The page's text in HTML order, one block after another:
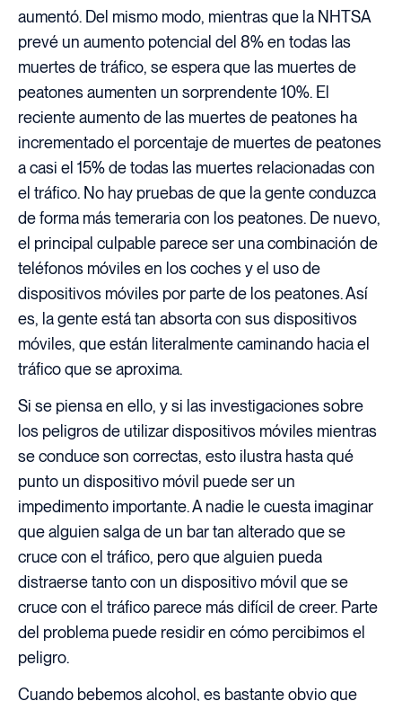
aumentó. Del mismo modo, mientras que la NHTSA
prevé un aumento potencial del 8% en todas las
muertes de tráfico, se espera que las muertes de
peatones aumenten un sorprendente 10%. El
reciente aumento de las muertes de peatones ha
incrementado el porcentaje de muertes de peatones
a casi el 15% de todas las muertes relacionadas con
el tráfico. No hay pruebas de que la gente conduzca
de forma más temeraria con los peatones. De nuevo,
el principal culpable parece ser una combinación de
teléfonos móviles en los coches y el uso de
dispositivos móviles por parte de los peatones. Así
es, la gente está tan absorta con sus dispositivos
móviles, que están literalmente caminando hacia el
tráfico que se aproxima.
Si se piensa en ello, y si las investigaciones sobre
los peligros de utilizar dispositivos móviles mientras
se conduce son correctas, esto ilustra hasta qué
punto un dispositivo móvil puede ser un
impedimento importante. A nadie le cuesta imaginar
que alguien salga de un bar tan alterado que se
cruce con el tráfico, pero que alguien pueda
distraerse tanto con un dispositivo móvil que se
cruce con el tráfico parece más difícil de creer. Parte
del problema puede residir en cómo percibimos el
peligro.
Cuando bebemos alcohol, es bastante obvio que